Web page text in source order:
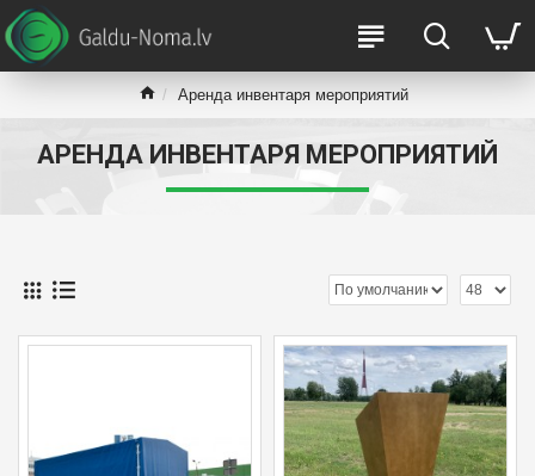
Аренда инвентаря мероприятий
АРЕНДА ИНВЕНТАРЯ МЕРОПРИЯТИЙ